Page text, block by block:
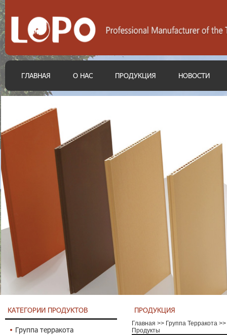
ГЛАВНАЯ О НАС ПРОДУКЦИЯ НОВОСТИ
КАТЕГОРИИ ПРОДУКТОВ
Группа терракота
ПРОДУКЦИЯ
Главная >> Группа Терракота >>
Продукты